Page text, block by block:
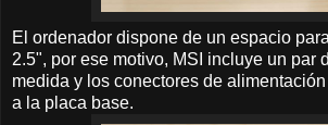
El ordenador dispone de un espacio
2.5", por ese motivo, MSI incluye un par
medida y los conectores de
a la placa base.